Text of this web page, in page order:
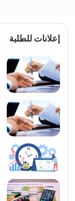
إعلانات للطلبة